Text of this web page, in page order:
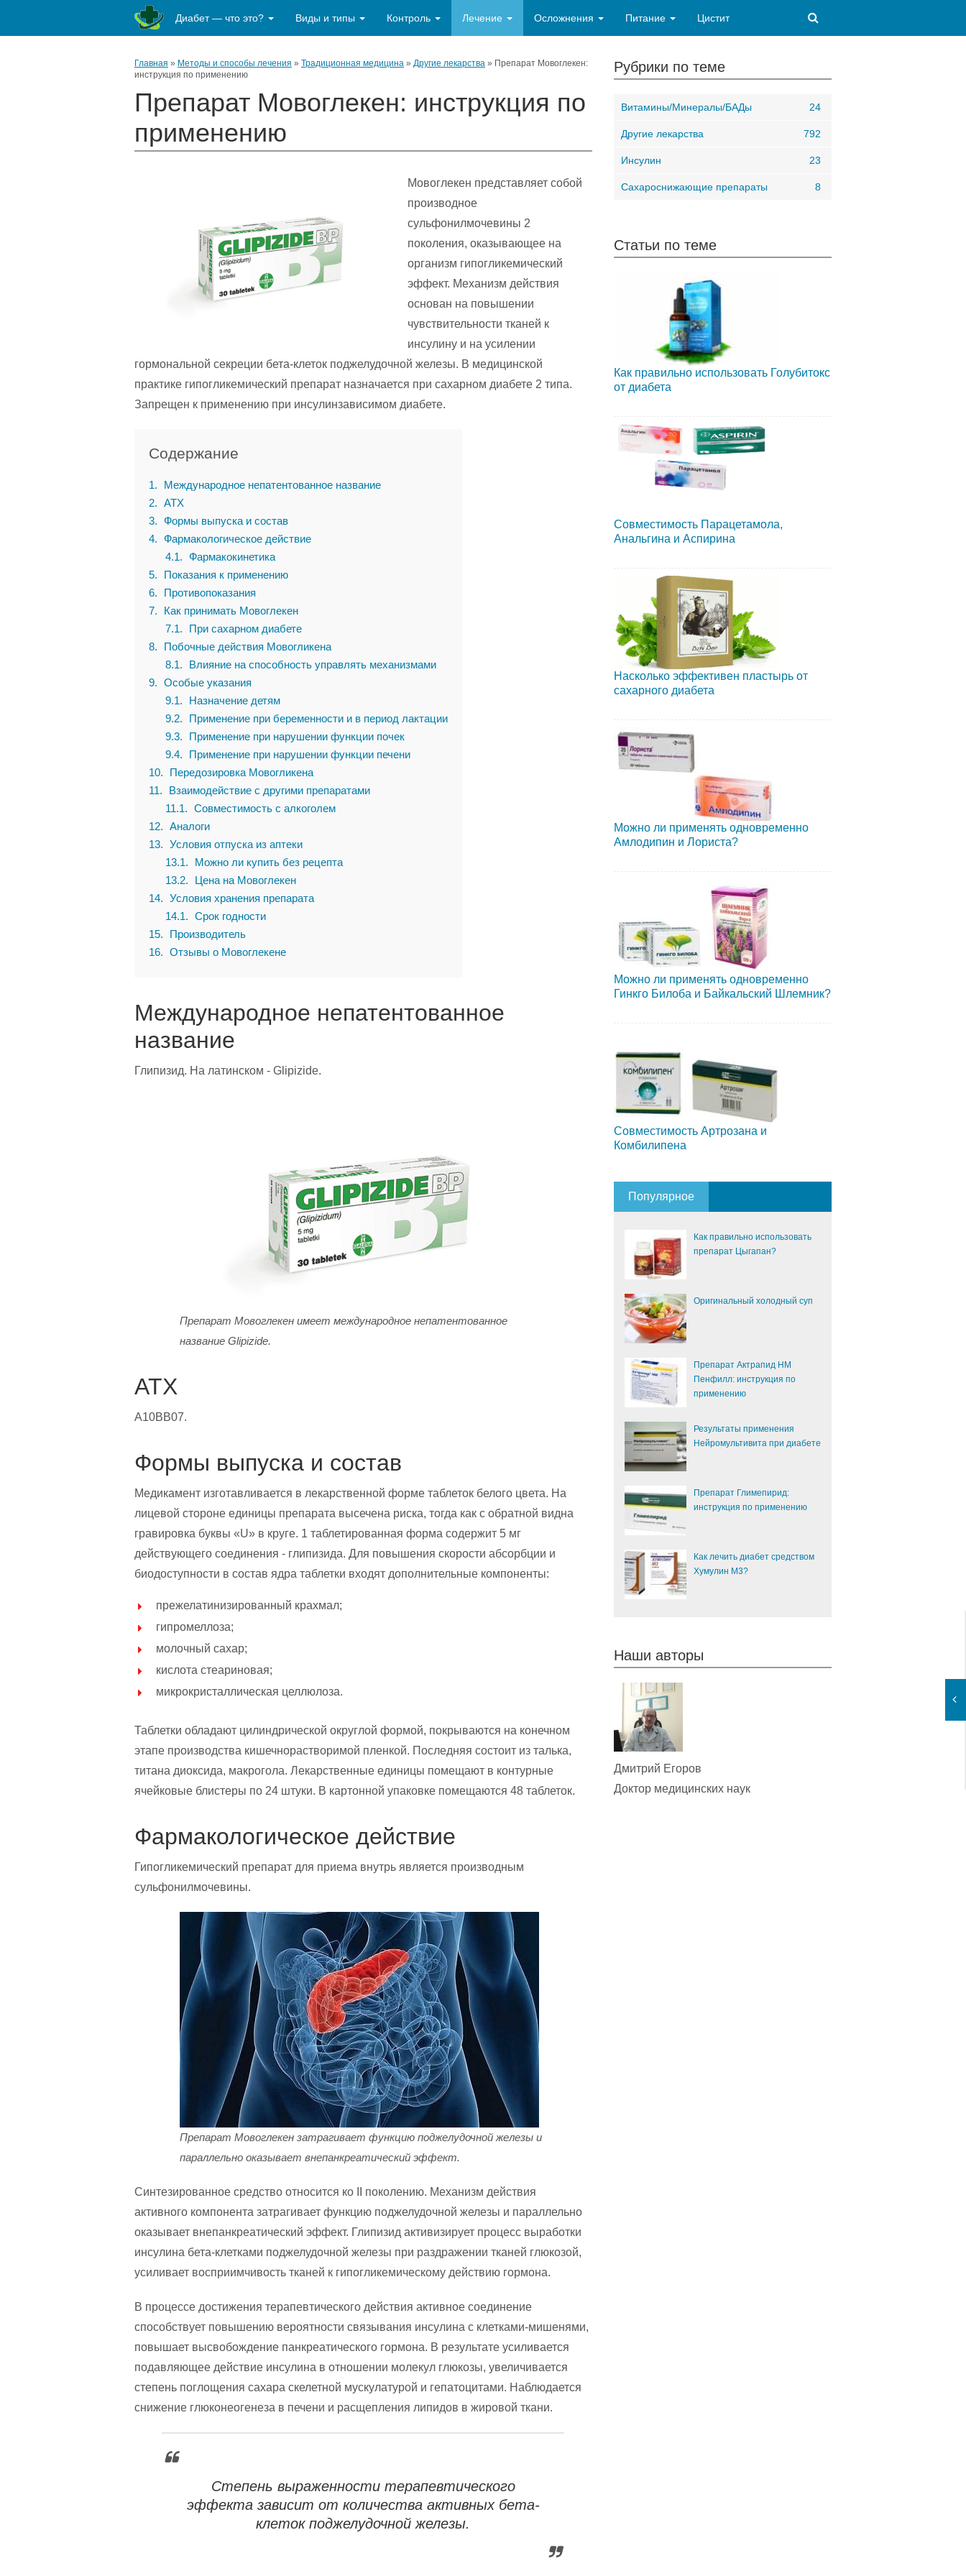
Диабет — что это? Виды и типы Контроль Лечение Осложнения Питание Цистит
Главная » Методы и способы лечения » Традиционная медицина » Другие лекарства » Препарат Мовоглекен:
инструкция по применению
Препарат Мовоглекен: инструкция по
применению
Мовоглекен представляет собой
производное
сульфонилмочевины 2
поколения, оказывающее на
организм гипогликемический
эффект. Механизм действия
основан на повышении
чувствительности тканей к
инсулину и на усилении
гормональной секреции бета-клеток поджелудочной железы. В медицинской
практике гипогликемический препарат назначается при сахарном диабете 2 типа.
Запрещен к применению при инсулинзависимом диабете.
Содержание
1
Международное непатентованное название
2
АТХ
3
Формы выпуска и состав
4
Фармакологическое действие
4.1
Фармакокинетика
5
Показания к применению
6
Противопоказания
7
Как принимать Мовоглекен
7.1
При сахарном диабете
8
Побочные действия Мовогликена
8.1
Влияние на способность управлять механизмами
9
Особые указания
9.1
Назначение детям
9.2
Применение при беременности и в период лактации
9.3
Применение при нарушении функции почек
9.4
Применение при нарушении функции печени
10
Передозировка Мовогликена
11
Взаимодействие с другими препаратами
11.1
Совместимость с алкоголем
12
Аналоги
13
Условия отпуска из аптеки
13.1
Можно ли купить без рецепта
13.2
Цена на Мовоглекен
14
Условия хранения препарата
14.1
Срок годности
15
Производитель
16
Отзывы о Мовоглекене
Международное непатентованное
название
Глипизид. На латинском - Glipizide.
Препарат Мовоглекен имеет международное непатентованное
название Glipizide.
АТХ
A10BB07.
Формы выпуска и состав
Медикамент изготавливается в лекарственной форме таблеток белого цвета. На
лицевой стороне единицы препарата высечена риска, тогда как с обратной видна
гравировка буквы «U» в круге. 1 таблетированная форма содержит 5 мг
действующего соединения - глипизида. Для повышения скорости абсорбции и
биодоступности в состав ядра таблетки входят дополнительные компоненты:
прежелатинизированный крахмал;
гипромеллоза;
молочный сахар;
кислота стеариновая;
микрокристаллическая целлюлоза.
Таблетки обладают цилиндрической округлой формой, покрываются на конечном
этапе производства кишечнорастворимой пленкой. Последняя состоит из талька,
титана диоксида, макрогола. Лекарственные единицы помещают в контурные
ячейковые блистеры по 24 штуки. В картонной упаковке помещаются 48 таблеток.
Фармакологическое действие
Гипогликемический препарат для приема внутрь является производным
сульфонилмочевины.
Препарат Мовоглекен затрагивает функцию поджелудочной железы и
параллельно оказывает внепанкреатический эффект.
Синтезированное средство относится ко II поколению. Механизм действия
активного компонента затрагивает функцию поджелудочной железы и параллельно
оказывает внепанкреатический эффект. Глипизид активизирует процесс выработки
инсулина бета-клетками поджелудочной железы при раздражении тканей глюкозой,
усиливает восприимчивость тканей к гипогликемическому действию гормона.
В процессе достижения терапевтического действия активное соединение
способствует повышению вероятности связывания инсулина с клетками-мишенями,
повышает высвобождение панкреатического гормона. В результате усиливается
подавляющее действие инсулина в отношении молекул глюкозы, увеличивается
степень поглощения сахара скелетной мускулатурой и гепатоцитами. Наблюдается
снижение глюконеогенеза в печени и расщепления липидов в жировой ткани.
Степень выраженности терапевтического
эффекта зависит от количества активных бета-
клеток поджелудочной железы.
Рубрики по теме
Витамины/Минералы/БАДы 24
Другие лекарства 792
Инсулин 23
Сахароснижающие препараты 8
Статьи по теме
Как правильно использовать Голубитокс
от диабета
Совместимость Парацетамола,
Анальгина и Аспирина
Насколько эффективен пластырь от
сахарного диабета
Можно ли применять одновременно
Амлодипин и Лориста?
Можно ли применять одновременно
Гинкго Билоба и Байкальский Шлемник?
Совместимость Артрозана и
Комбилипена
Популярное
Как правильно использовать
препарат Цыгапан?
Оригинальный холодный суп
Препарат Актрапид НМ
Пенфилл: инструкция по
применению
Результаты применения
Нейромультивита при диабете
Препарат Глимепирид:
инструкция по применению
Как лечить диабет средством
Хумулин М3?
Наши авторы
Дмитрий Егоров
Доктор медицинских наук